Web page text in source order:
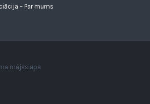
– Par mums
mājaslapa